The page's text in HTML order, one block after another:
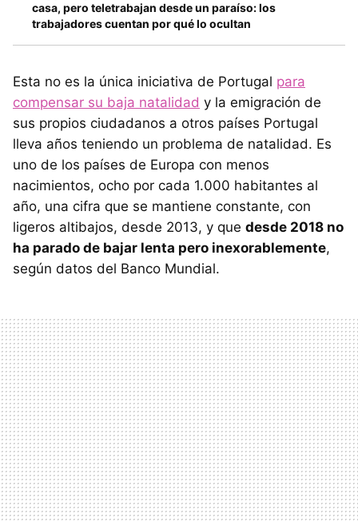
casa, pero teletrabajan desde un paraíso: los
trabajadores cuentan por qué lo ocultan
Esta no es la única iniciativa de Portugal para
compensar su baja natalidad y la emigración de
sus propios ciudadanos a otros países Portugal
lleva años teniendo un problema de natalidad. Es
uno de los países de Europa con menos
nacimientos, ocho por cada 1.000 habitantes al
año, una cifra que se mantiene constante, con
ligeros altibajos, desde 2013, y que desde 2018 no
ha parado de bajar lenta pero inexorablemente,
según datos del Banco Mundial.